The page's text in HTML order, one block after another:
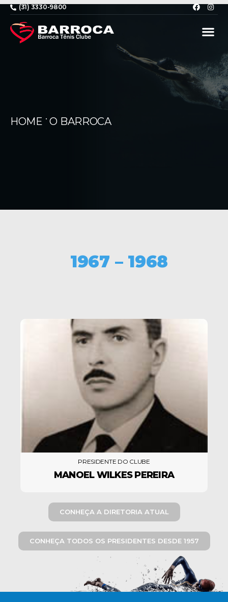
(31) 3330-9800
HOME • O BARROCA
1967 – 1968
PRESIDENTE DO CLUBE
MANOEL WILKES PEREIRA
CONHEÇA A DIRETORIA ATUAL
CONHEÇA TODOS OS PRESIDENTES DESDE 1957